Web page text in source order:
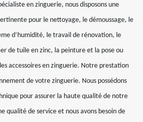
en zinguerie, nous disposons une
pour le nettoyage, le démoussage, le
d’humidité, le travail de rénovation, le
de tuile en zinc, la peinture et la pose ou
accessoires en zinguerie. Notre prestation
de votre zinguerie. Nous possédons
pour assurer la haute qualité de notre
qualité de service et nous avons besoin de